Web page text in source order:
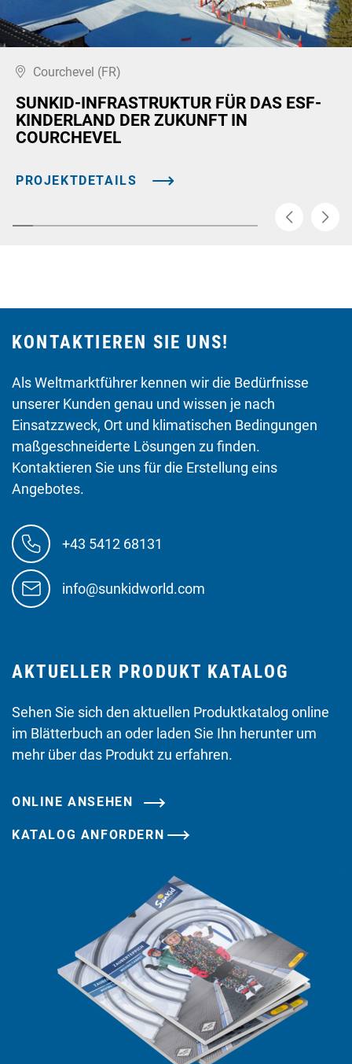
Courchevel (FR)
SUNKID-INFRASTRUKTUR FÜR DAS ESF-
KINDERLAND DER ZUKUNFT IN
COURCHEVEL
PROJEKTDETAILS
KONTAKTIEREN SIE UNS!
Als Weltmarktführer kennen wir die Bedürfnisse
unserer Kunden genau und wissen je nach
Einsatzzweck, Ort und klimatischen Bedingungen
maßgeschneiderte Lösungen zu finden.
Kontaktieren Sie uns für die Erstellung eins
Angebotes.
+43 5412 68131
info@sunkidworld.com
AKTUELLER PRODUKT KATALOG
Sehen Sie sich den aktuellen Produktkatalog online
im Blätterbuch an oder laden Sie Ihn herunter um
mehr über das Produkt zu erfahren.
ONLINE ANSEHEN